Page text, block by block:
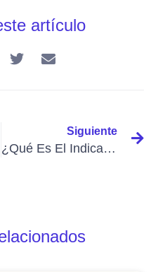
artículo
Siguiente
¿Qué Es El Indicador Estocástico Y Cómo Funciona?